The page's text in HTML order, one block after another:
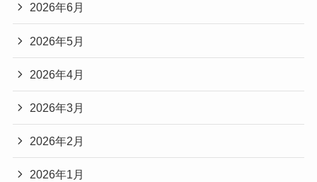
2026年6月
2026年5月
2026年4月
2026年3月
2026年2月
2026年1月